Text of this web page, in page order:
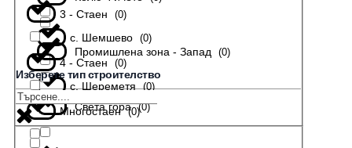
с. Шемшево (0)
с. Шереметя (0)
Промишлена зона - Запад (0)
Света гора (0)
3 - Стаен (0)
4 - Стаен (0)
Многостаен (0)
Изберете тип строителство